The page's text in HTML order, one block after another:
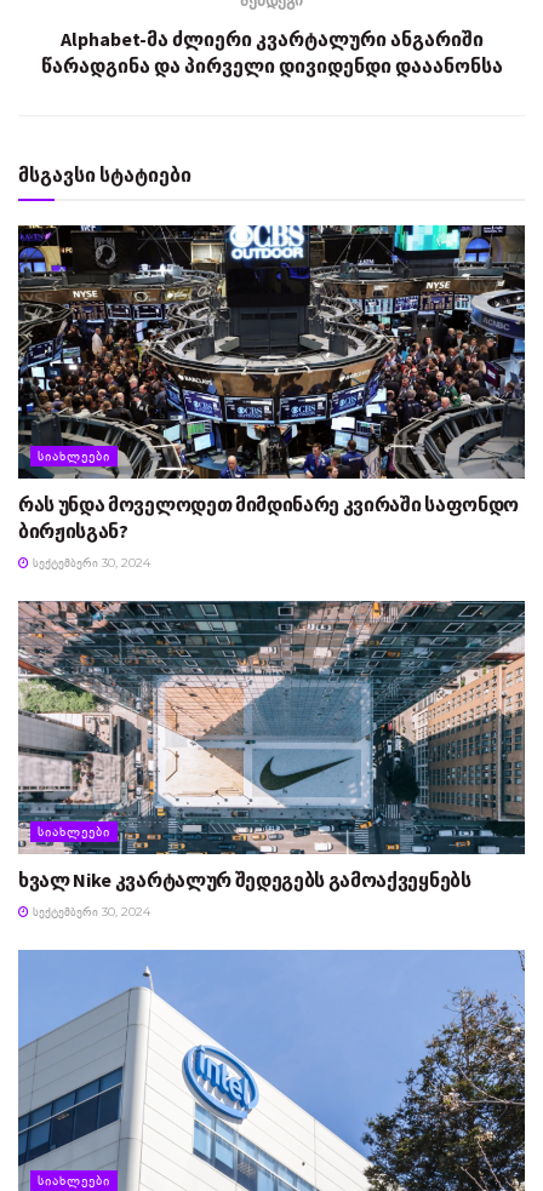
Alphabet-მა ძლიერი კვარტალური ანგარიში
წარადგინა და პირველი დივიდენდი დააანონსა
მსგავსი სტატიები
ᲡᲘᲐᲮᲚᲔᲔᲑᲘ
რას უნდა მოველოდეთ მიმდინარე კვირაში საფონდო
ბირჟისგან?
ᲡᲔᲥᲢᲔᲛᲑᲔᲠᲘ 30, 2024
ᲡᲘᲐᲮᲚᲔᲔᲑᲘ
ხვალ Nike კვარტალურ შედეგებს გამოაქვეყნებს
ᲡᲔᲥᲢᲔᲛᲑᲔᲠᲘ 30, 2024
ᲡᲘᲐᲮᲚᲔᲔᲑᲘ